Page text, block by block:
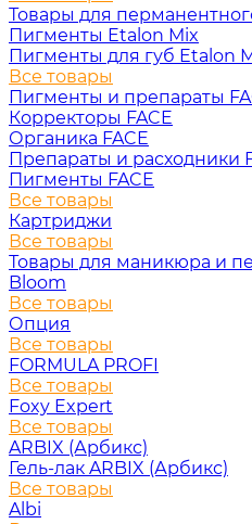
Товары для
Пигменты Etalon Mix
Пигменты для губ Etalon
Все товары
Пигменты и препараты
Корректоры FACE
Органика FACE
Препараты и расходники
Пигменты FACE
Все товары
Картриджи
Все товары
Товары для маникюра и
Bloom
Все товары
Опция
Все товары
FORMULA PROFI
Все товары
Foxy Expert
Все товары
ARBIX (Арбикс)
Гель-лак ARBIX (Арбикс)
Все товары
Albi